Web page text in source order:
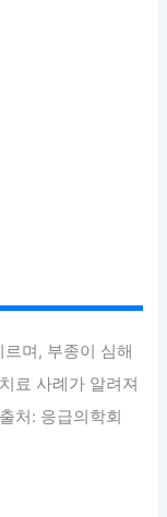
르며, 부종이 심해
료 사례가 알려져
처: 응급의학회